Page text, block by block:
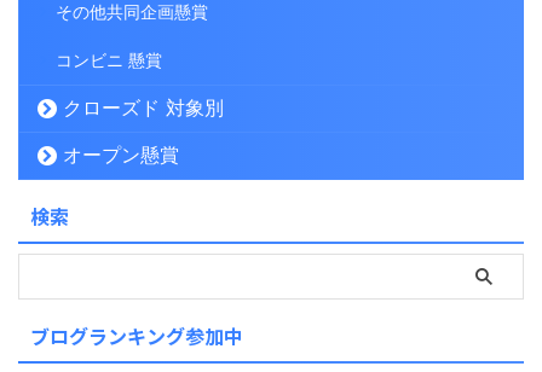
その他共同企画懸賞
コンビニ 懸賞
クローズド 対象別
オープン懸賞
検索
ブログランキング参加中